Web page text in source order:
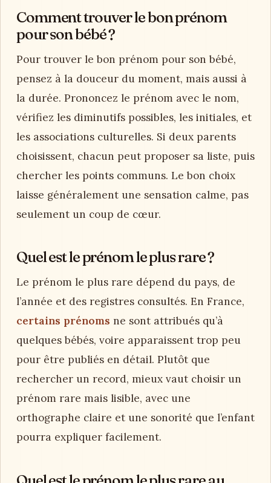
Comment trouver un prénom ?
Pour trouver un prénom, explorez plusieurs
sources sans vous précipiter : arbres familiaux,
calendriers, livres, musiques, lieux aimés,
prénoms anciens ou internationaux. Notez ce
qui vous touche, puis éliminez ce qui paraît
trop difficile à écrire ou à porter. Un bon
prénom se reconnaît souvent quand il reste
présent après quelques jours, sans impression
de choix forcé.
Comment trouver le bon prénom
pour son bébé ?
Pour trouver le bon prénom pour son bébé,
pensez à la douceur du moment, mais aussi à
la durée. Prononcez le prénom avec le nom,
vérifiez les diminutifs possibles, les initiales, et
les associations culturelles. Si deux parents
choisissent, chacun peut proposer sa liste, puis
chercher les points communs. Le bon choix
laisse généralement une sensation calme, pas